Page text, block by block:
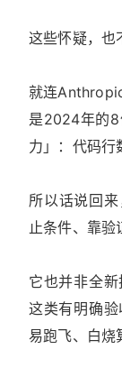
这些怀疑，也
就连
是2024年的8
力」：代码行
所以话说回
止条件、靠验
它也并非全
这类有明确
易跑飞、白烧